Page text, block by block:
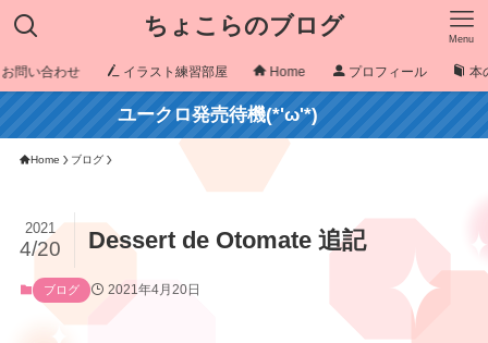
ちょこらのブログ Menu
問い合わせ イラスト練習部屋 Home プロフィール 本
ユークロ発売待機(*'ω'*)
Home ブログ
Dessert de Otomate 追記
2021
4/20
ブログ 2021年4月20日